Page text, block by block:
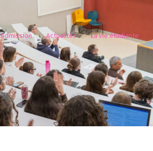
Admission Actualités La vie étudiante